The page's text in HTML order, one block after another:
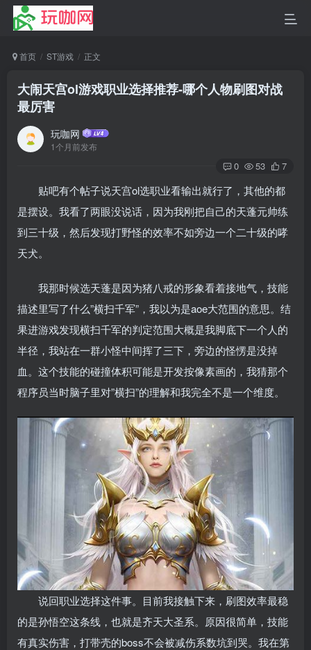
首页 ST游戏 正文
大闹天宫ol游戏职业选择推荐-哪个人物刷图对战
最厉害
玩咖网
1个月前发布
0 53 7
贴吧有个帖子说天宫ol选职业看输出就行了，其他的都
是摆设。我看了两眼没说话，因为我刚把自己的天蓬元帅练
到三十级，然后发现打野怪的效率不如旁边一个二十级的哮
天犬。
我那时候选天蓬是因为猪八戒的形象看着接地气，技能
描述里写了什么”横扫千军”，我以为是aoe大范围的意思。结
果进游戏发现横扫千军的判定范围大概是我脚底下一个人的
半径，我站在一群小怪中间挥了三下，旁边的怪愣是没掉
血。这个技能的碰撞体积可能是开发按像素画的，我猜那个
程序员当时脑子里对”横扫”的理解和我完全不是一个维度。
说回职业选择这件事。目前我接触下来，刷图效率最稳
的是孙悟空这条线，也就是齐天大圣系。原因很简单，技能
有真实伤害，打带壳的boss不会被减伤系数坑到哭。我在第